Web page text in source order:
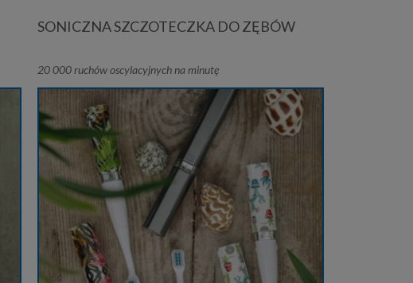
SONICZNA SZCZOTECZKA DO ZĘBÓW
20 000 ruchów oscylacyjnych na minutę